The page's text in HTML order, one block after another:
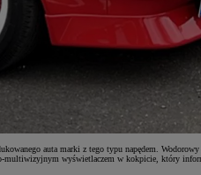
auta marki z tego typu napędem.
wyświetlaczem w kokpicie, który